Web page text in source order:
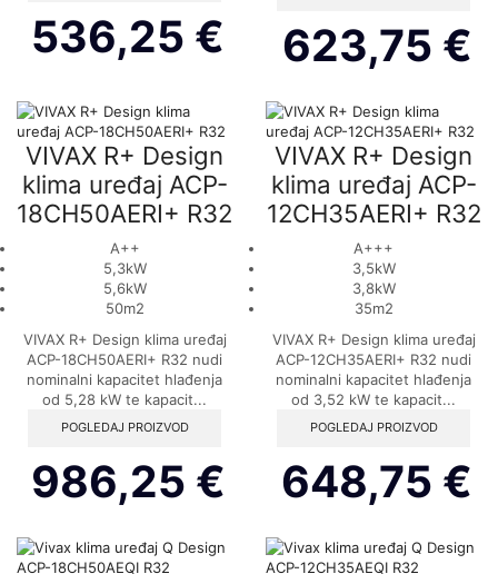
536,25 € 623,75 €
VIVAX R+ Design
klima uređaj ACP-
18CH50AERI+ R32
A++
5,3kW
5,6kW
50m2
VIVAX R+ Design klima uređaj
ACP-18CH50AERI+ R32 nudi
nominalni kapacitet hlađenja
od 5,28 kW te kapacit...
POGLEDAJ PROIZVOD
986,25 €
VIVAX R+ Design
klima uređaj ACP-
12CH35AERI+ R32
A+++
3,5kW
3,8kW
35m2
VIVAX R+ Design klima uređaj
ACP-12CH35AERI+ R32 nudi
nominalni kapacitet hlađenja
od 3,52 kW te kapacit...
POGLEDAJ PROIZVOD
648,75 €